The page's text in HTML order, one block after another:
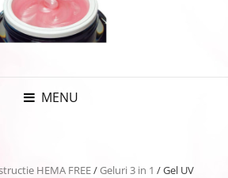
MENU
HEMA FREE/Geluri 3 in 1 / Gel UV